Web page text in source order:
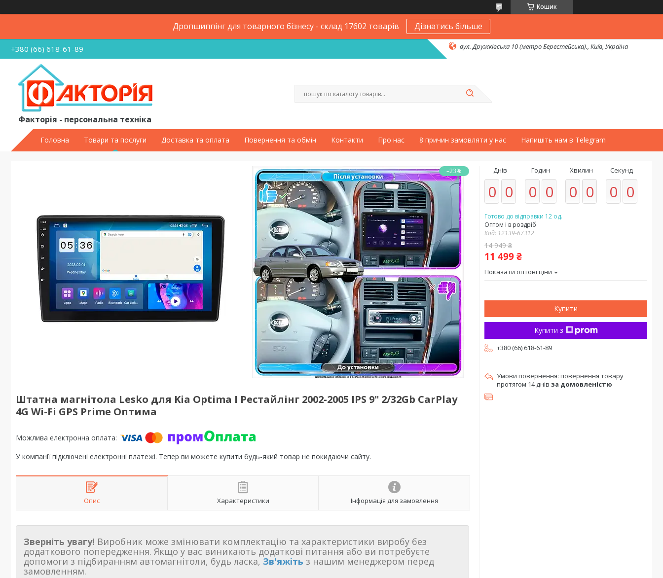
Кошик
Дропшиппінг для товарного бізнесу - склад 17602 товарів Дізнатись більше
+380 (66) 618-61-89 вул. Дружківська 10 (метро Берестейська)., Київ, Україна
Факторія - персональна техніка
Головна Товари та послуги Доставка та оплата Повернення та обмін Контакти Про нас 8 причин замовляти у нас Напишіть нам в Telegram
–23%
Штатна магнітола Lesko для Kia Optima I Рестайлінг 2002-2005 IPS 9" 2/32Gb CarPlay
4G Wi-Fi GPS Prime Оптима
У компанії підключені електронні платежі. Тепер ви можете купити будь-який товар не покидаючи сайту.
Опис Характеристики Інформація для замовлення
Зверніть увагу! Виробник може змінювати комплектацію та характеристики виробу без
додаткового попередження. Якщо у вас виникають додаткові питання або ви потребуєте
допомоги з підбиранням автомагнітоли, будь ласка, Зв'яжіть з нашим менеджером перед
замовленням.
Днів
0 0
Годин
0 0
Хвилин
0 0
Секунд
0 0
Готово до відправки 12 од.
Оптом і в роздріб
Код: 12139-67312
14 949 ₴
11 499 ₴
Показати оптові ціни
Купити
Купити з
+380 (66) 618-61-89
повернення товару
протягом 14 днів за домовленістю